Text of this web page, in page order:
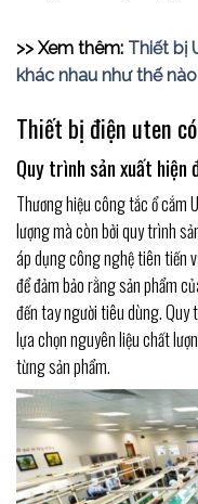
>> Xem thêm: Thiết bị
khác nhau như thế nào
Thiết bị điện uten
Quy trình sản xuất hiện
Thương hiệu công tắc ổ cắm
lượng mà còn bởi quy trình
áp dụng công nghệ tiên tiến
để đảm bảo rằng sản phẩm
đến tay người tiêu dùng.
lựa chọn nguyên liệu chất
từng sản phẩm.